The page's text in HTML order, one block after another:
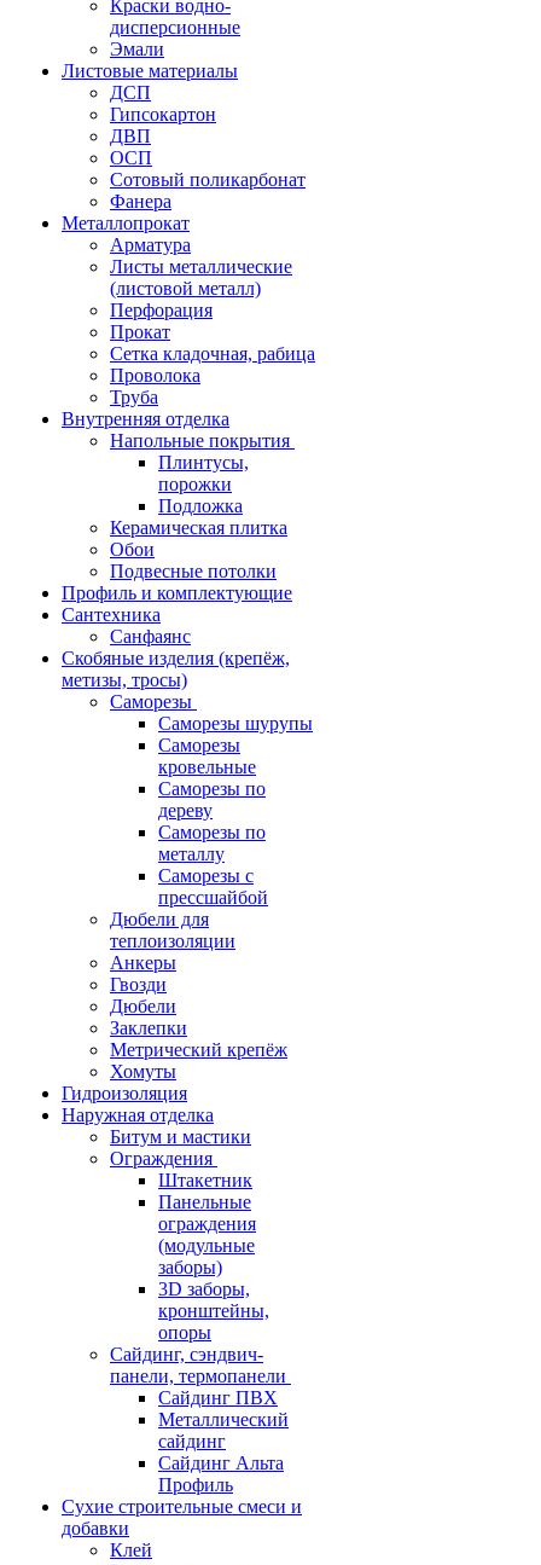
Краски водно-
дисперсионные
Эмали
Листовые материалы
ДСП
Гипсокартон
ДВП
ОСП
Сотовый поликарбонат
Фанера
Металлопрокат
Арматура
Листы металлические
(листовой металл)
Перфорация
Прокат
Сетка кладочная, рабица
Проволока
Труба
Внутренняя отделка
Напольные покрытия
Плинтусы,
порожки
Подложка
Керамическая плитка
Обои
Подвесные потолки
Профиль и комплектующие
Сантехника
Санфаянс
Скобяные изделия (крепёж,
метизы, тросы)
Саморезы
Саморезы шурупы
Саморезы
кровельные
Саморезы по
дереву
Саморезы по
металлу
Саморезы с
прессшайбой
Дюбели для
теплоизоляции
Анкеры
Гвозди
Дюбели
Заклепки
Метрический крепёж
Хомуты
Гидроизоляция
Наружная отделка
Битум и мастики
Ограждения
Штакетник
Панельные
ограждения
(модульные
заборы)
3D заборы,
кронштейны,
опоры
Cайдинг, сэндвич-
панели, термопанели
Сайдинг ПВХ
Металлический
сайдинг
Сайдинг Альта
Профиль
Сухие строительные смеси и
добавки
Клей